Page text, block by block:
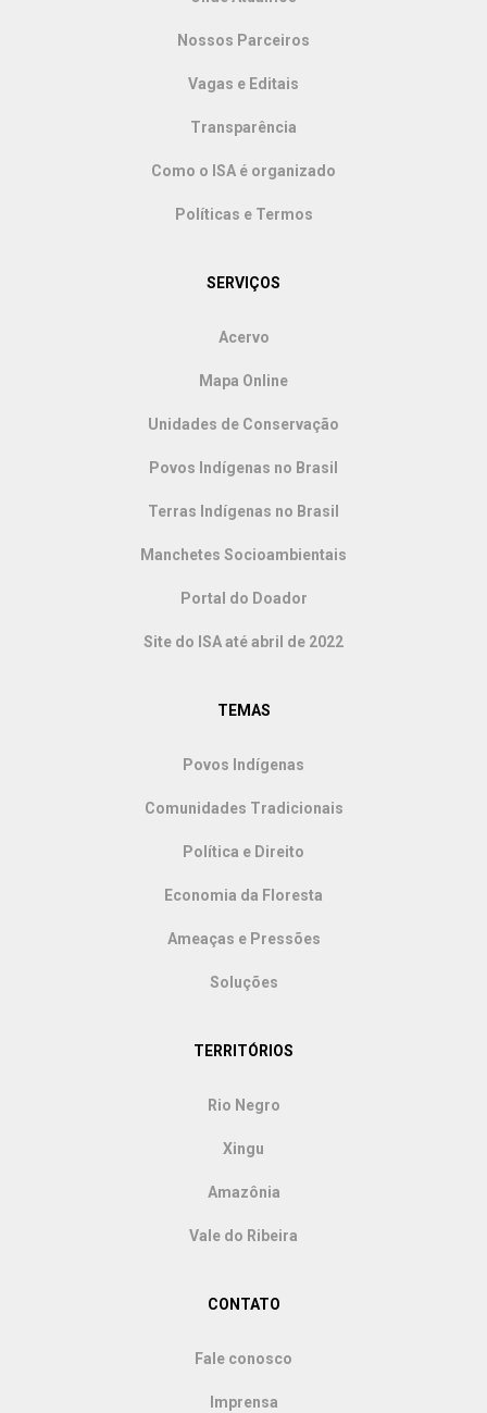
Nossos Parceiros
Vagas e Editais
Transparência
Como o ISA é organizado
Políticas e Termos
SERVIÇOS
Acervo
Mapa Online
Unidades de Conservação
Povos Indígenas no Brasil
Terras Indígenas no Brasil
Manchetes Socioambientais
Portal do Doador
Site do ISA até abril de 2022
TEMAS
Povos Indígenas
Comunidades Tradicionais
Política e Direito
Economia da Floresta
Ameaças e Pressões
Soluções
TERRITÓRIOS
Rio Negro
Xingu
Amazônia
Vale do Ribeira
CONTATO
Fale conosco
Imprensa